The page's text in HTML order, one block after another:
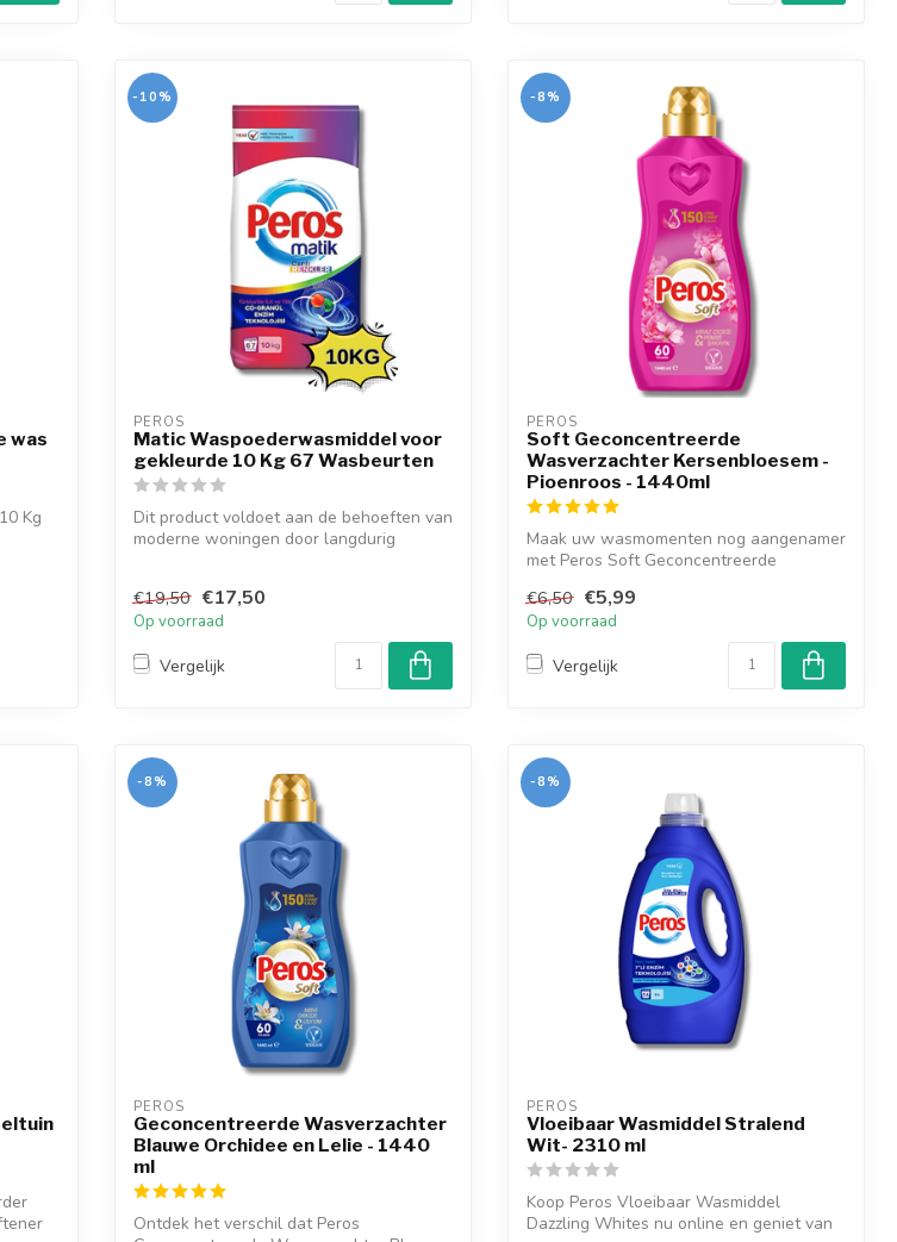
was
Kg
-10%
PEROS
Matic Waspoederwasmiddel voor
gekleurde 10 Kg 67 Wasbeurten
Dit product voldoet aan de behoeften van
moderne woningen door langdurig
€19,50 €17,50
Op voorraad
Vergelijk
-8%
PEROS
Soft Geconcentreerde
Wasverzachter Kersenbloesem -
Pioenroos - 1440ml
Maak uw wasmomenten nog aangenamer
met Peros Soft Geconcentreerde
€6,50 €5,99
Op voorraad
Vergelijk
-8%
PEROS
Geconcentreerde Wasverzachter
Blauwe Orchidee en Lelie - 1440
ml
Ontdek het verschil dat Peros
-8%
PEROS
Vloeibaar Wasmiddel Stralend
Wit- 2310 ml
Koop Peros Vloeibaar Wasmiddel
Dazzling Whites nu online en geniet van